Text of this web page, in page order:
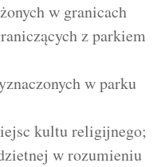
w granicach
z parkiem
w parku
kultu religijnego;
w rozumieniu